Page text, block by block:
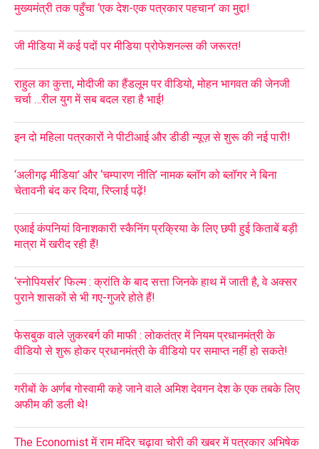
मुख्यमंत्री तक पहुँचा ‘एक देश-एक पत्रकार पहचान’ का मुद्दा!
जी मीडिया में कई पदों पर मीडिया प्रोफेशनल्स की जरूरत!
राहुल का कुत्ता, मोदीजी का हैंडलूम पर वीडियो, मोहन भागवत की जेनजी
चर्चा …रील युग में सब बदल रहा है भाई!
इन दो महिला पत्रकारों ने पीटीआई और डीडी न्यूज़ से शुरू की नई पारी!
‘अलीगढ़ मीडिया’ और ‘चम्पारण नीति’ नामक ब्लॉग को ब्लॉगर ने बिना
चेतावनी बंद कर दिया, रिप्लाई पढ़ें!
एआई कंपनियां विनाशकारी स्कैनिंग प्रक्रिया के लिए छपी हुई किताबें बड़ी
मात्रा में खरीद रही हैं!
‘स्नोपियर्सर’ फिल्म : क्रांति के बाद सत्ता जिनके हाथ में जाती है, वे अक्सर
पुराने शासकों से भी गए-गुजरे होते हैं!
फेसबुक वाले ज़ुकरबर्ग की माफी : लोकतंत्र में नियम प्रधानमंत्री के
वीडियो से शुरू होकर प्रधानमंत्री के वीडियो पर समाप्त नहीं हो सकते!
गरीबों के अर्णब गोस्वामी कहे जाने वाले अमिश देवगन देश के एक तबके लिए
अफीम की डली थे!
The Economist में राम मंदिर चढ़ावा चोरी की खबर में पत्रकार अभिषेक